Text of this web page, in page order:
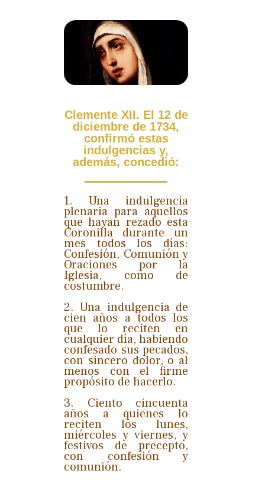
Clemente XII. El 12 de
diciembre de 1734,
confirmó estas
indulgencias y,
además, concedió:
1. Una indulgencia
plenaria para aquellos
que hayan rezado esta
Coronilla durante un
mes todos los días:
Confesión, Comunión y
Oraciones por la
Iglesia, como de
costumbre.
2. Una indulgencia de
cien años a todos los
que lo reciten en
cualquier día, habiendo
confesado sus pecados,
con sincero dolor, o al
menos con el firme
propósito de hacerlo.
3. Ciento cincuenta
años a quienes lo
reciten los lunes,
miércoles y viernes, y
festivos de precepto,
con confesión y
comunión.